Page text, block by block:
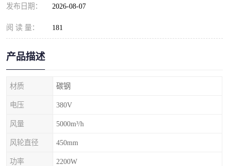
发布日期： 2026-08-07
阅 读 量： 181
产品描述
材质 碳钢
电压 380V
风量 5000m³/h
风轮直径 450mm
功率 2200W